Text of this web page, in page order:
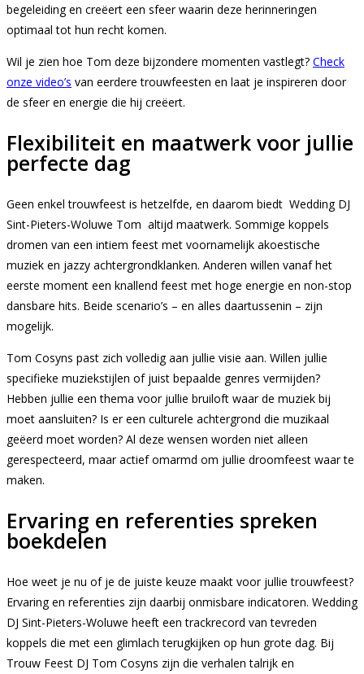
begeleiding en creëert een sfeer waarin deze herinneringen
optimaal tot hun recht komen.
Wil je zien hoe Tom deze bijzondere momenten vastlegt? Check
onze video’s van eerdere trouwfeesten en laat je inspireren door
de sfeer en energie die hij creëert.
Flexibiliteit en maatwerk voor jullie
perfecte dag
Geen enkel trouwfeest is hetzelfde, en daarom biedt Wedding DJ
Sint-Pieters-Woluwe Tom altijd maatwerk. Sommige koppels
dromen van een intiem feest met voornamelijk akoestische
muziek en jazzy achtergrondklanken. Anderen willen vanaf het
eerste moment een knallend feest met hoge energie en non-stop
dansbare hits. Beide scenario’s – en alles daartussenin – zijn
mogelijk.
Tom Cosyns past zich volledig aan jullie visie aan. Willen jullie
specifieke muziekstijlen of juist bepaalde genres vermijden?
Hebben jullie een thema voor jullie bruiloft waar de muziek bij
moet aansluiten? Is er een culturele achtergrond die muzikaal
geëerd moet worden? Al deze wensen worden niet alleen
gerespecteerd, maar actief omarmd om jullie droomfeest waar te
maken.
Ervaring en referenties spreken
boekdelen
Hoe weet je nu of je de juiste keuze maakt voor jullie trouwfeest?
Ervaring en referenties zijn daarbij onmisbare indicatoren. Wedding
DJ Sint-Pieters-Woluwe heeft een trackrecord van tevreden
koppels die met een glimlach terugkijken op hun grote dag. Bij
Trouw Feest DJ Tom Cosyns zijn die verhalen talrijk en